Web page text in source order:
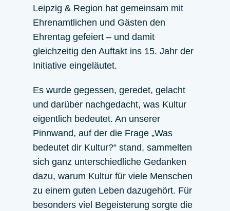
Leipzig & Region hat gemeinsam mit
Ehrenamtlichen und Gästen den
Ehrentag gefeiert – und damit
gleichzeitig den Auftakt ins 15. Jahr der
Initiative eingeläutet.
Es wurde gegessen, geredet, gelacht
und darüber nachgedacht, was Kultur
eigentlich bedeutet. An unserer
Pinnwand, auf der die Frage „Was
bedeutet dir Kultur?“ stand, sammelten
sich ganz unterschiedliche Gedanken
dazu, warum Kultur für viele Menschen
zu einem guten Leben dazugehört. Für
besonders viel Begeisterung sorgte die